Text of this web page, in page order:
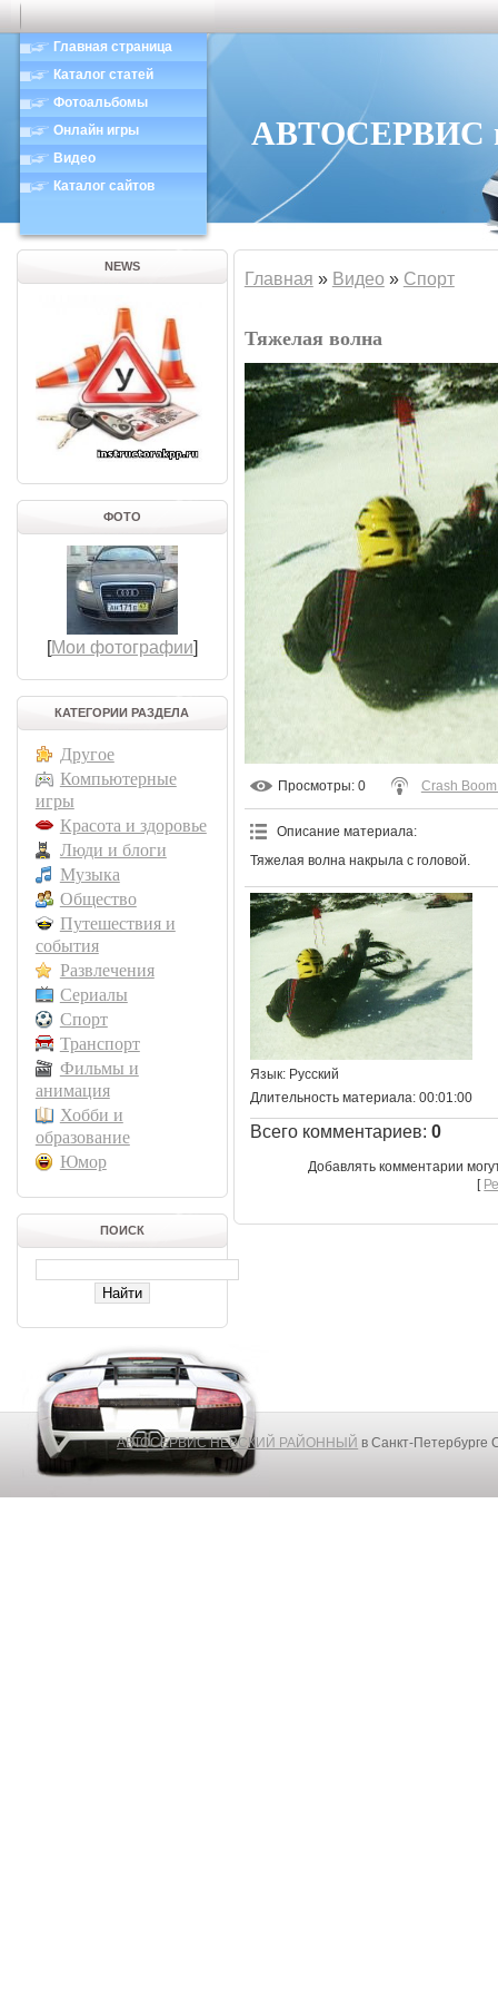
Главная страница
Каталог статей
Фотоальбомы
Онлайн игры
Видео
Каталог сайтов
АВТОСЕРВИС в
NEWS
ФОТО
[Мои фотографии]
КАТЕГОРИИ РАЗДЕЛА
Другое
Компьютерные
игры
Красота и здоровье
Люди и блоги
Музыка
Общество
Путешествия и
события
Развлечения
Сериалы
Спорт
Транспорт
Фильмы и
анимация
Хобби и
образование
Юмор
ПОИСК
Главная » Видео » Спорт
Тяжелая волна
Просмотры: 0 Crash
Описание материала:
Тяжелая волна накрыла с головой.
Язык: Русский
Длительность материала: 00:01:00
Всего комментариев: 0
Добавлять комментарии
[
АВТОСЕРВИС НЕВСКИЙ РАЙОННЫЙ в Санкт-Петербурге